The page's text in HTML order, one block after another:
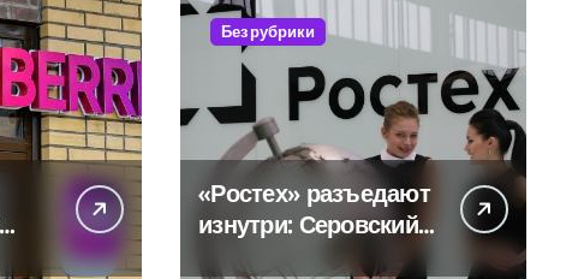
Без рубрики
«Ростех» разъедают
изнутри: Серовский